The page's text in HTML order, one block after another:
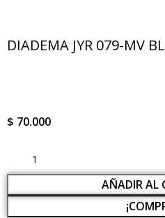
DIADEMA JYR 079-MV
$ 70.000
AÑADIR AL